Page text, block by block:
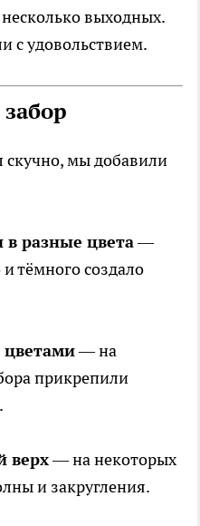
несколько выходных.
с удовольствием.
скучно, мы добавили
разные цвета—
тёмного создало
— на
прикрепили
верх— на некоторых
и закругления.